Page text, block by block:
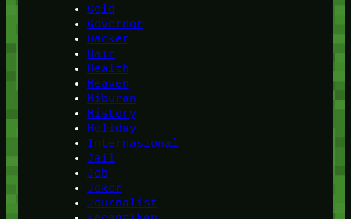
Gold
Governor
Hacker
Hair
Health
Heaven
Hiburan
History
Holiday
Internasional
Jail
Job
Joker
Journalist